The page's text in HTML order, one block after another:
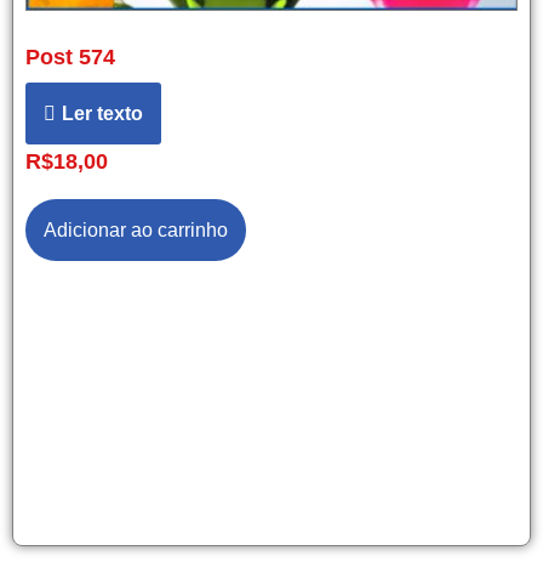
Post 574
Ler texto
R$18,00
Adicionar ao carrinho